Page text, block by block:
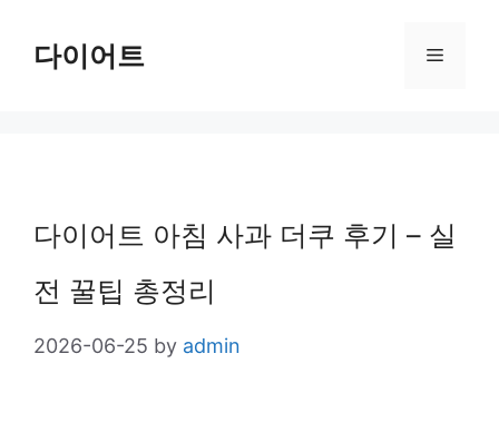
다이어트 Menu
다이어트 아침 사과 더쿠 후기 – 실
전 꿀팁 총정리
2026-06-25 by admin